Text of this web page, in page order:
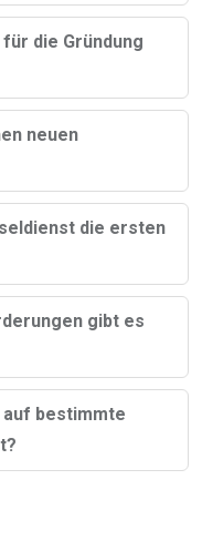
die Gründung
neuen
die ersten
gibt es
bestimmte